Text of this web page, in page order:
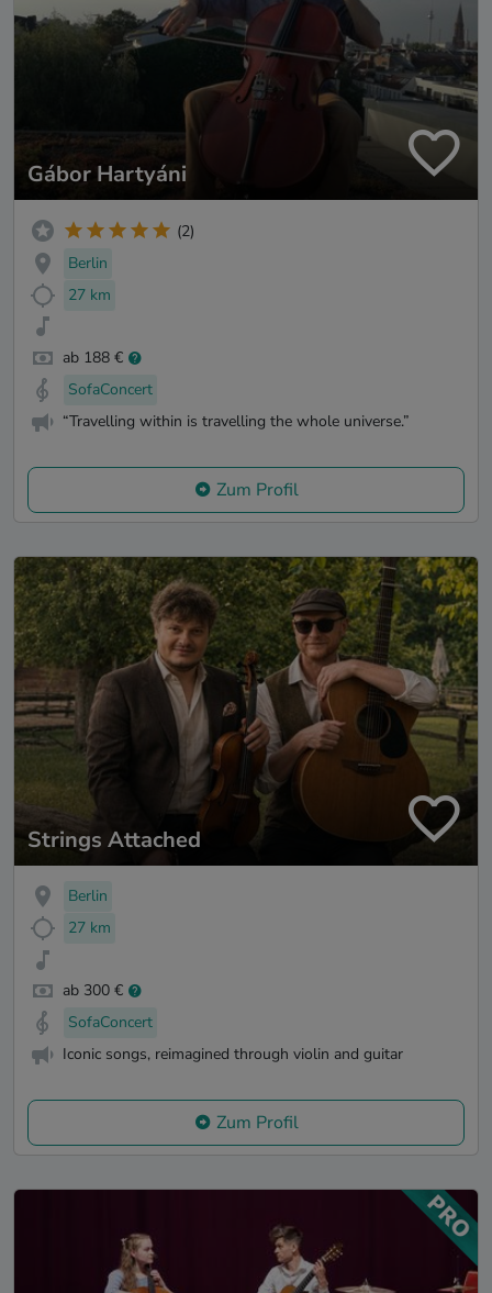
Gábor Hartyáni
(2)
Berlin
27 km
ab 188 €
SofaConcert
“Travelling within is travelling the whole universe.”
Zum Profil
Strings Attached
Berlin
27 km
ab 300 €
SofaConcert
Iconic songs, reimagined through violin and guitar
Zum Profil